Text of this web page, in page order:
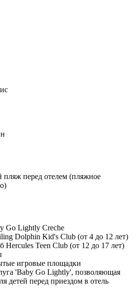
перед отелем (пляжное
Go Lightly Creche
Dolphin Kid's Club (от 4 до 12 лет)
Teen Club (от 12 до 17 лет)
игровые площадки
'Baby Go Lightly', позволяющая
детей перед приездом в отель